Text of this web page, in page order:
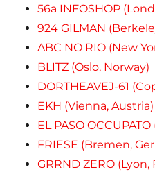
56a INFOSHOP
924 GILMAN
ABC NO RIO (New
BLITZ (Oslo, Norway)
DORTHEAVEJ-61
EKH (Vienna, Austria)
EL PASO
FRIESE (Bremen,
GRRND ZERO (Lyon,